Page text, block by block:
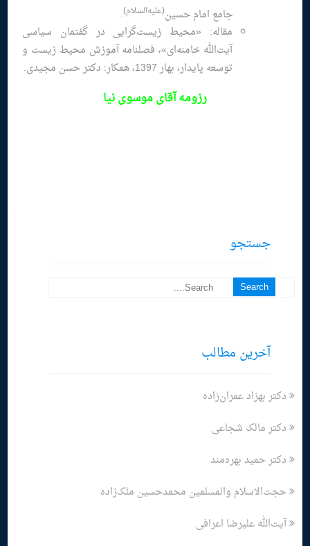
جامع امام حسین(علیه‌السلام).
مقاله: «محیط زیست‌گرایی در گفتمان سیاسی
آیت‌الله خامنه‌ای»، فصلنامه آموزش محیط زیست و
توسعه پایدار، بهار 1397، همکار: دکتر حسن مجیدی.
رزومهآقای موسوی نیا
جستجو
آخرین مطالب
دکتر بهزاد عمران‌زاده
دکتر مالک شجاعی
دکتر حمید بهره‌مند
حجت‌الاسلام والمسلمین محمدحسین ملک‌زاده
آیت‌الله علیرضا اعرافی